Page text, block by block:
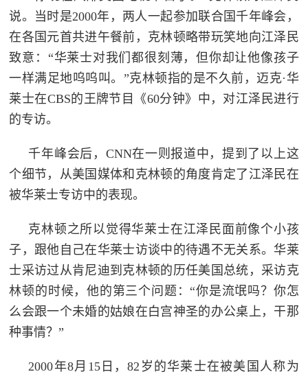
说。当时是2000年，两人一起参加联合国千年峰会，
在各国元首共进午餐前，克林顿略带玩笑地向江泽民
致意：“华莱士对我们都很刻薄，但你却让他像孩子
一样满足地呜呜叫。”克林顿指的是不久前，迈克·华
莱士在CBS的王牌节目《60分钟》中，对江泽民进行
的专访。
千年峰会后，CNN在一则报道中，提到了以上这
个细节，从美国媒体和克林顿的角度肯定了江泽民在
被华莱士专访中的表现。
克林顿之所以觉得华莱士在江泽民面前像个小孩
子，跟他自己在华莱士访谈中的待遇不无关系。华莱
士采访过从肯尼迪到克林顿的历任美国总统，采访克
林顿的时候，他的第三个问题：“你是流氓吗？你怎
么会跟一个未婚的姑娘在白宫神圣的办公桌上，干那
种事情？”
2000年8月15日，82岁的华莱士在被美国人称为